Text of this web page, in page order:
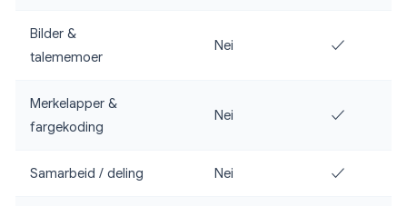
Bilder &
talememoer
Nei ✓
Merkelapper &
fargekoding
Nei ✓
Samarbeid / deling Nei ✓